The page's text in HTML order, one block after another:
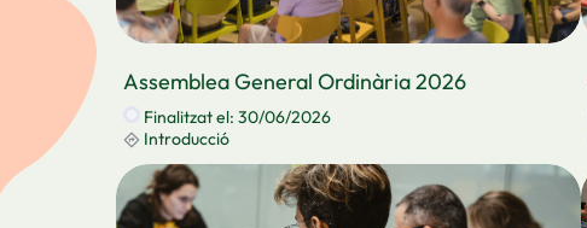
Assemblea General Ordinària 2026
Finalitzat el: 30/06/2026
Introducció